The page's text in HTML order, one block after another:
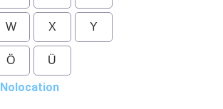
W X Y
Ö Ü
Nolocation